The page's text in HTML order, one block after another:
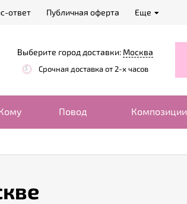
ответ Публичная оферта Еще
Выберите город доставки: Москва
Срочная доставка от 2-х часов
Повод Композиции